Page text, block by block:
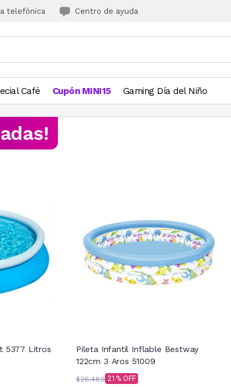
telefónica Centro de ayuda
Café Cupón MINI15 Gaming Día del Niño
5377 Litros
Pileta Infantil Inflable Bestway
122cm 3 Aros 51009
$26.489 21